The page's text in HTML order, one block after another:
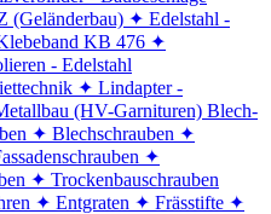
(Geländerbau) ✦ Edelstahl -
KB 476 ✦
- Edelstahl
✦ Lindapter -
(HV-Garnituren) Blech-
✦ Blechschrauben ✦
✦
✦ Trockenbauschrauben
✦ Entgraten ✦ Frässtifte ✦